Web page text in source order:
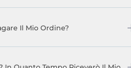
Il Mio Ordine?